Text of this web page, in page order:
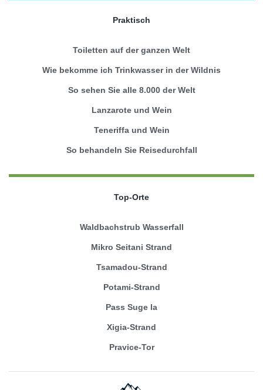
Praktisch
Toiletten auf der ganzen Welt
Wie bekomme ich Trinkwasser in der Wildnis
So sehen Sie alle 8.000 der Welt
Lanzarote und Wein
Teneriffa und Wein
So behandeln Sie Reisedurchfall
Top-Orte
Waldbachstrub Wasserfall
Mikro Seitani Strand
Tsamadou-Strand
Potami-Strand
Pass Suge la
Xigia-Strand
Pravice-Tor